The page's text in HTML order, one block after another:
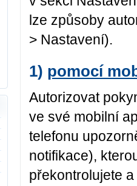
lze způsoby
> Nastavení).
1) pomocí
Autorizovat
ve své mobilní
telefonu
notifikace),
překontrolujete